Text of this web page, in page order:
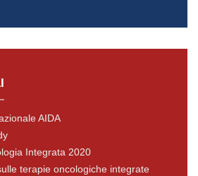
AIDA
Integrata 2020
terapie oncologiche integrate